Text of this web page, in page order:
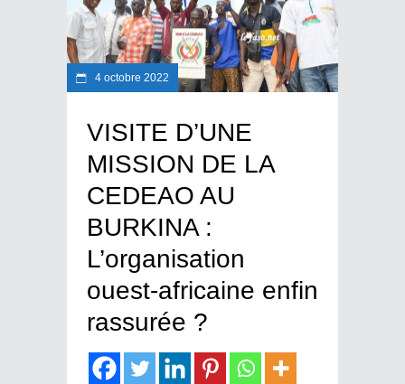
4 octobre 2022
VISITE D’UNE
MISSION DE LA
CEDEAO AU
BURKINA :
L’organisation
ouest-africaine enfin
rassurée ?